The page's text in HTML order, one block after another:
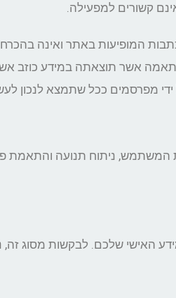
קשורים למפעילה.
המופיעות באתר ואינה
אשר תוצאתה במידע כוזב
מפרסמים ככל שתמצא לנכון
שלכם. לבקשות מסוג זה,